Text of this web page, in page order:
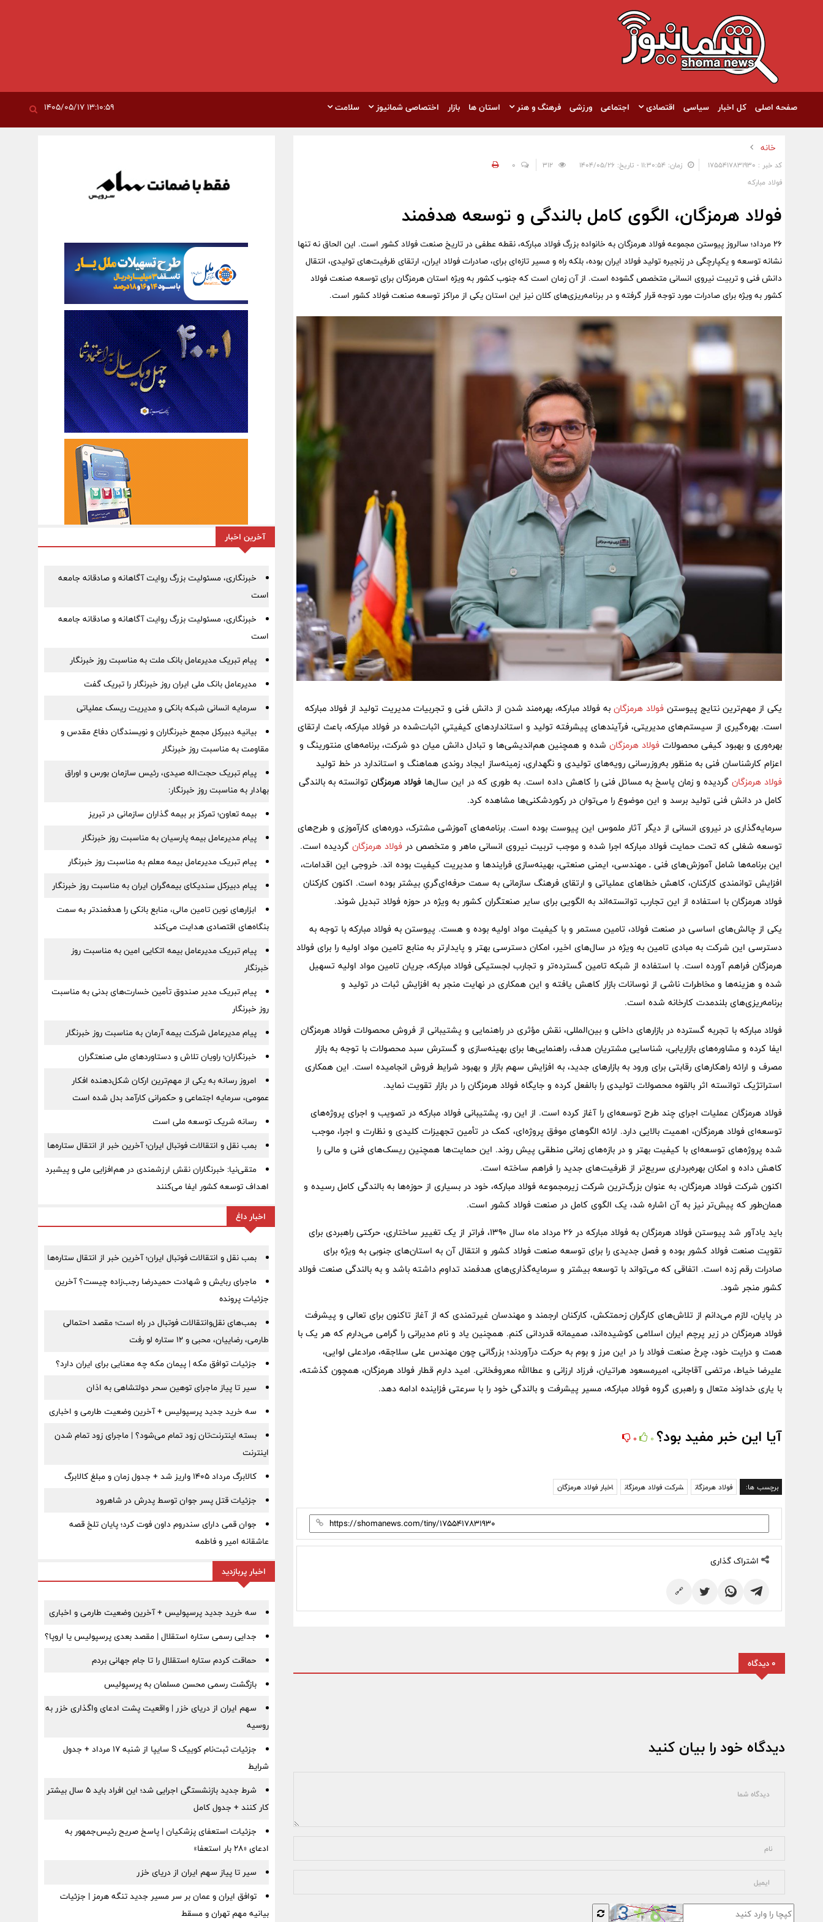
صفحه اصلی کل اخبار سیاسی اقتصادی اجتماعی ورزشی فرهنگ و هنر استان ها بازار اختصاصی شمانیوز سلامت
خانه
کد خبر : 1755417831930 زمان: ۱۱:۳۰:۵۴ - تاریخ: ۱۴۰۴/۰۵/۲۶
0
فولاد مبارکه
فولاد هرمزگان، الگوی کامل بالندگی و توسعه هدفمند
26 مرداد؛ سالروز پیوستن مجموعه فولاد هرمزگان به خانواده بزرگ فولاد مبارکه، نقطه عطفی در تاریخ صنعت فولاد کشور است. این الحاق نه تنها
نشانه توسعه و یکپارچگی در زنجیره تولید فولاد ایران بوده، بلکه راه و مسیر تازه‌ای برای، صادرات فولاد ایران، ارتقای ظرفیت‌های تولیدی، انتقال
دانش فنی و تربیت نیروی انسانی متخصص گشوده است. از آن زمان است که جنوب کشور به ویژه استان هرمزگان برای توسعه صنعت فولاد
کشور به ویژه برای صادرات مورد توجه قرار گرفته و در برنامه‌ریزی‌های کلان نیز این استان یکی از مراکز توسعه صنعت فولاد کشور است.
یکی از مهم‌ترین نتایج پیوستن فولاد هرمزگان به فولاد مبارکه، بهره‌مند شدن از دانش فنی و تجربیات مدیریت تولید از فولاد مبارکه
است. بهره‌گیری از سیستم‌های مدیریتی، فرآیندهای پیشرفته تولید و استانداردهای کیفیتیِ اثبات‌شده در فولاد مبارکه، باعث ارتقای
بهره‌وری و بهبود کیفی محصولات فولاد هرمزگان شده و همچنین هم‌اندیشی‌ها و تبادل دانش میان دو شرکت، برنامه‌های منتورینگ و
اعزام کارشناسان فنی به منظور به‌روزرسانی رویه‌های تولیدی و نگهداری، زمینه‌ساز ایجاد روندی هماهنگ و استاندارد در خط تولید
فولاد هرمزگان گردیده و زمان پاسخ به مسائل فنی را کاهش داده است. به طوری که در این سال‌ها فولاد هرمزگان توانسته به بالندگی
کامل در دانش فنی تولید برسد و این موضوع را می‌توان در رکوردشکنی‌ها مشاهده کرد.
سرمایه‌گذاری در نیروی انسانی از دیگر آثار ملموس این پیوست بوده است. برنامه‌های آموزشی مشترک، دوره‌های کارآموزی و طرح‌های
توسعه شغلی که تحت حمایت فولاد مبارکه اجرا شده و موجب تربیت نیروی انسانی ماهر و متخصص در فولاد هرمزگان گردیده است.
این برنامه‌ها شامل آموزش‌های فنی ـ مهندسی، ایمنی صنعتی، بهینه‌سازی فرایندها و مدیریت کیفیت بوده اند. خروجی این اقدامات،
افزایش توانمندی کارکنان، کاهش خطاهای عملیاتی و ارتقای فرهنگ سازمانی به سمت حرفه‌ای‌گریِ بیشتر بوده است. اکنون کارکنان
فولاد هرمزگان با استفاده از این تجارب توانسته‌اند به الگویی برای سایر صنعتگران کشور به ویژه در حوزه فولاد تبدیل شوند.
یکی از چالش‌های اساسی در صنعت فولاد، تامین مستمر و با کیفیت مواد اولیه بوده و هست. پیوستن به فولاد مبارکه با توجه به
دسترسی این شرکت به مبادی تامین به ویژه در سال‌های اخیر، امکان دسترسی بهتر و پایدارتر به منابع تامین مواد اولیه را برای فولاد
هرمزگان فراهم آورده است. با استفاده از شبکه تامین گسترده‌تر و تجارب لجستیکی فولاد مبارکه، جریان تامین مواد اولیه تسهیل
شده و هزینه‌ها و مخاطرات ناشی از نوسانات بازار کاهش یافته و این همکاری در نهایت منجر به افزایش ثبات در تولید و
برنامه‌ریزی‌های بلندمدت کارخانه شده است.
فولاد مبارکه با تجربه گسترده در بازارهای داخلی و بین‌المللی، نقش مؤثری در راهنمایی و پشتیبانی از فروش محصولات فولاد هرمزگان
ایفا کرده و مشاوره‌های بازاریابی، شناسایی مشتریان هدف، راهنمایی‌ها برای بهینه‌سازی و گسترش سبد محصولات با توجه به بازار
مصرف و ارائه راهکارهای رقابتی برای ورود به بازارهای جدید، به افزایش سهم بازار و بهبود شرایط فروش انجامیده است. این همکاری
استراتژیک توانسته اثر بالقوه محصولات تولیدی را بالفعل کرده و جایگاه فولاد هرمزگان را در بازار تقویت نماید.
فولاد هرمزگان عملیات اجرای چند طرح توسعه‌ای را آغاز کرده است. از این رو، پشتیبانی فولاد مبارکه در تصویب و اجرای پروژه‌های
توسعه‌ای فولاد هرمزگان، اهمیت بالایی دارد. ارائه الگوهای موفق پروژه‌ای، کمک در تأمین تجهیزات کلیدی و نظارت و اجرا، موجب
شده پروژه‌های توسعه‌ای با کیفیت بهتر و در بازه‌های زمانی منطقی پیش روند. این حمایت‌ها همچنین ریسک‌های فنی و مالی را
کاهش داده و امکان بهره‌برداری سریع‌تر از ظرفیت‌های جدید را فراهم ساخته است.
اکنون شرکت فولاد هرمزگان، به عنوان بزرگ‌ترین شرکت زیرمجموعه فولاد مبارکه، خود در بسیاری از حوزه‌ها به بالندگی کامل رسیده و
همان‌طور که پیش‌تر نیز به آن اشاره شد، یک الگوی کامل در صنعت فولاد کشور است.
باید یادآور شد پیوستن فولاد هرمزگان به فولاد مبارکه در 26 مرداد ماه سال 1390، فراتر از یک تغییر ساختاری، حرکتی راهبردی برای
تقویت صنعت فولاد کشور بوده و فصل جدیدی را برای توسعه صنعت فولاد کشور و انتقال آن به استان‌های جنوبی به ویژه برای
صادرات رقم زده است. اتفاقی که می‌تواند با توسعه بیشتر و سرمایه‌گذاری‌های هدفمند تداوم داشته باشد و به بالندگی صنعت فولاد
کشور منجر شود.
در پایان، لازم می‌دانم از تلاش‌های کارگران زحمتکش، کارکنان ارجمند و مهندسان غیرتمندی که از آغاز تاکنون برای تعالی و پیشرفت
فولاد هرمزگان در زیر پرچم ایران اسلامی کوشیده‌اند، صمیمانه قدردانی کنم. همچنین یاد و نام مدیرانی را گرامی می‌دارم که هر یک با
همت و درایت خود، چرخ صنعت فولاد را در این مرز و بوم به حرکت درآوردند؛ بزرگانی چون مهندس علی سلاجقه، مرادعلی لوایی،
علیرضا خیاط، مرتضی آقاجانی، امیرمسعود هراتیان، فرزاد ارزانی و عطاالله معروفخانی. امید دارم قطار فولاد هرمزگان، همچون گذشته،
با یاری خداوند متعال و راهبری گروه فولاد مبارکه، مسیر پیشرفت و بالندگی خود را با سرعتی فزاینده ادامه دهد.
آیا این خبر مفید بود؟ 0
0
برچسب ها: فولاد هرمزگان شرکت فولاد هرمزگان اخبار فولاد هرمزگان
اشتراک گذاری
🔗
0 دیدگاه
دیدگاه خود را بیان کنید
آخرین اخبار
خبرنگاری، مسئولیت بزرگ روایت آگاهانه و صادقانه جامعه
است
خبرنگاری، مسئولیت بزرگ روایت آگاهانه و صادقانه جامعه
است
پیام تبریک مدیرعامل بانک ملت به مناسبت روز خبرنگار
مدیرعامل بانک ملی ایران روز خبرنگار را تبریک گفت
سرمایه انسانی شبکه بانکی و مدیریت ریسک عملیاتی
بیانیه دبیرکل مجمع خبرنگاران و نویسندگان دفاع مقدس و
مقاومت به مناسبت روز خبرنگار
پیام تبریک حجت‌اله صیدی، رئیس سازمان بورس و اوراق
بهادار به مناسبت روز خبرنگار:
بیمه تعاون؛ تمرکز بر بیمه گذاران سازمانی در تبریز
پیام مدیرعامل بیمه پارسیان به مناسبت روز خبرنگار
پیام تبریک مدیرعامل بیمه معلم به مناسبت روز خبرنگار
پیام دبیرکل سندیکای بیمه‌گران ایران به مناسبت روز خبرنگار
ابزارهای نوین تامین مالی، منابع بانکی را هدفمندتر به سمت
بنگاه‌های اقتصادی هدایت می‌کند
پیام تبریک مدیرعامل بیمه اتکایی امین به مناسبت روز
خبرنگار
پیام تبریک مدیر صندوق تأمین خسارت‌های بدنی به مناسبت
روز خبرنگار
پیام مدیرعامل شرکت بیمه آرمان به مناسبت روز خبرنگار
خبرنگاران؛ راویان تلاش و دستاوردهای ملی صنعتگران
امروز رسانه به یکی از مهم‌ترین ارکان شکل‌دهنده افکار
عمومی، سرمایه اجتماعی و حکمرانی کارآمد بدل شده است
رسانه شریک توسعه ملی است
بمب نقل‌ و انتقالات فوتبال ایران؛ آخرین خبر از انتقال ستاره‌ها
متقی‌نیا: خبرنگاران نقش ارزشمندی در هم‌افزایی ملی و پیشبرد
اهداف توسعه کشور ایفا می‌کنند
اخبار داغ
بمب نقل‌ و انتقالات فوتبال ایران؛ آخرین خبر از انتقال ستاره‌ها
ماجرای ربایش و شهادت حمیدرضا رجب‌زاده چیست؟ آخرین
جزئیات پرونده
بمب‌های نقل‌وانتقالات فوتبال در راه است؛ مقصد احتمالی
طارمی، رضاییان، محبی و ۱۲ ستاره لو رفت
جزئیات توافق مکه | پیمان مکه چه معنایی برای ایران دارد؟
سیر تا پیاز ماجرای توهین سحر دولتشاهی به اذان
سه خرید جدید پرسپولیس + آخرین وضعیت طارمی و اخباری
بسته اینترنت‌تان زود تمام می‌شود؟ | ماجرای زود تمام شدن
اینترنت
کالابرگ مرداد ۱۴۰۵ واریز شد + جدول زمان و مبلغ کالابرگ
جزئیات قتل پسر جوان توسط پدرش در شاهرود
جوان قمی دارای سندروم داون فوت کرد؛ پایان تلخ قصه
عاشقانه امیر و فاطمه
اخبار پربازدید
سه خرید جدید پرسپولیس + آخرین وضعیت طارمی و اخباری
جدایی رسمی ستاره استقلال | مقصد بعدی پرسپولیس یا اروپا؟
حماقت کردم ستاره استقلال را تا جام جهانی بردم
بازگشت رسمی محسن مسلمان به پرسپولیس
سهم ایران از دریای خزر | واقعیت پشت ادعای واگذاری خزر به
روسیه
جزئیات ثبت‌نام کوییک S سایپا از شنبه ۱۷ مرداد + جدول
شرایط
شرط جدید بازنشستگی اجرایی شد؛ این افراد باید ۵ سال بیشتر
کار کنند + جدول کامل
جزئیات استعفای پزشکیان | پاسخ صریح رئیس‌جمهور به
ادعای «۲۸ بار استعفا»
سیر تا پیاز سهم ایران از دریای خزر
توافق ایران و عمان بر سر مسیر جدید تنگه هرمز | جزئیات
بیانیه مهم تهران و مسقط